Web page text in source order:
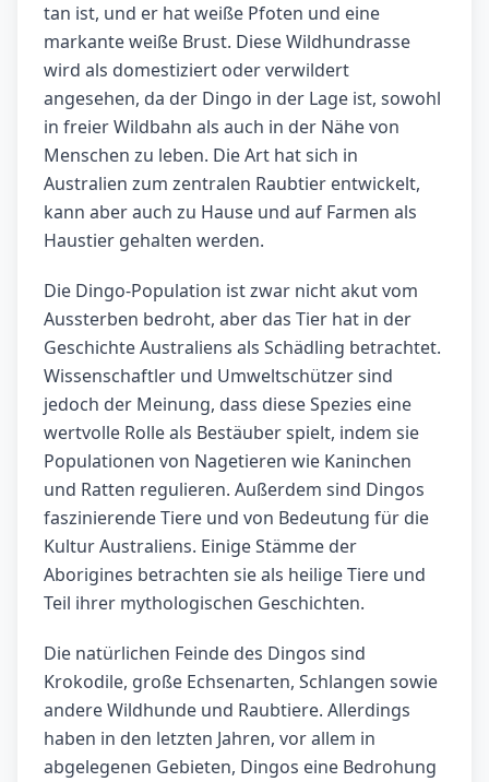
tan ist, und er hat weiße Pfoten und eine
markante weiße Brust. Diese Wildhundrasse
wird als domestiziert oder verwildert
angesehen, da der Dingo in der Lage ist, sowohl
in freier Wildbahn als auch in der Nähe von
Menschen zu leben. Die Art hat sich in
Australien zum zentralen Raubtier entwickelt,
kann aber auch zu Hause und auf Farmen als
Haustier gehalten werden.
Die Dingo-Population ist zwar nicht akut vom
Aussterben bedroht, aber das Tier hat in der
Geschichte Australiens als Schädling betrachtet.
Wissenschaftler und Umweltschützer sind
jedoch der Meinung, dass diese Spezies eine
wertvolle Rolle als Bestäuber spielt, indem sie
Populationen von Nagetieren wie Kaninchen
und Ratten regulieren. Außerdem sind Dingos
faszinierende Tiere und von Bedeutung für die
Kultur Australiens. Einige Stämme der
Aborigines betrachten sie als heilige Tiere und
Teil ihrer mythologischen Geschichten.
Die natürlichen Feinde des Dingos sind
Krokodile, große Echsenarten, Schlangen sowie
andere Wildhunde und Raubtiere. Allerdings
haben in den letzten Jahren, vor allem in
abgelegenen Gebieten, Dingos eine Bedrohung